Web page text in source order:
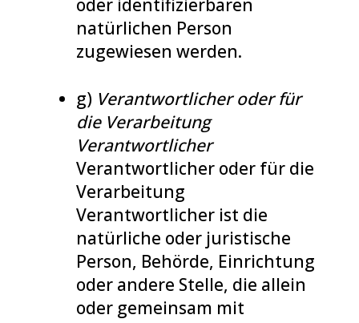
oder identifizierbaren
natürlichen Person
zugewiesen werden.
g) Verantwortlicher oder für
die Verarbeitung
Verantwortlicher
Verantwortlicher oder für die
Verarbeitung
Verantwortlicher ist die
natürliche oder juristische
Person, Behörde, Einrichtung
oder andere Stelle, die allein
oder gemeinsam mit